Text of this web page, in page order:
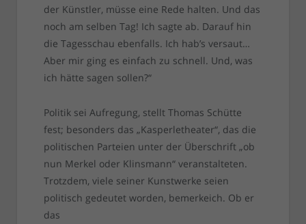
der Künstler, müsse eine Rede halten. Und das
noch am selben Tag! Ich sagte ab. Darauf hin
die Tagesschau ebenfalls. Ich hab’s versaut…
Aber mir ging es einfach zu schnell. Und, was
ich hätte sagen sollen?“
Politik sei Aufregung, stellt Thomas Schütte
fest; besonders das „Kasperletheater“, das die
politischen Parteien unter der Überschrift „ob
nun Merkel oder Klinsmann“ veranstalteten.
Trotzdem, viele seiner Kunstwerke seien
politisch gedeutet worden, bemerkeich. Ob er
das